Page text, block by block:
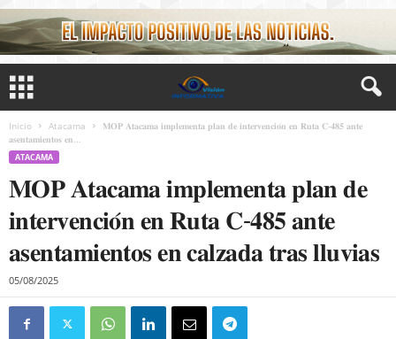
Inicio Atacama
𝐌𝐎𝐏 𝐀𝐭𝐚𝐜𝐚𝐦𝐚 𝐢𝐦𝐩𝐥𝐞𝐦𝐞𝐧𝐭𝐚 𝐩𝐥𝐚𝐧 𝐝𝐞 𝐢𝐧𝐭𝐞𝐫𝐯𝐞𝐧𝐜𝐢𝐨́𝐧 𝐞𝐧 𝐑𝐮𝐭𝐚 𝐂-𝟒𝟖𝟓 𝐚𝐧𝐭𝐞
𝐚𝐬𝐞𝐧𝐭𝐚𝐦𝐢𝐞𝐧𝐭𝐨𝐬 𝐞𝐧...
ATACAMA
𝐌𝐎𝐏 𝐀𝐭𝐚𝐜𝐚𝐦𝐚 𝐢𝐦𝐩𝐥𝐞𝐦𝐞𝐧𝐭𝐚 𝐩𝐥𝐚𝐧 𝐝𝐞
𝐢𝐧𝐭𝐞𝐫𝐯𝐞𝐧𝐜𝐢𝐨́𝐧 𝐞𝐧 𝐑𝐮𝐭𝐚 𝐂-𝟒𝟖𝟓 𝐚𝐧𝐭𝐞
𝐚𝐬𝐞𝐧𝐭𝐚𝐦𝐢𝐞𝐧𝐭𝐨𝐬 𝐞𝐧 𝐜𝐚𝐥𝐳𝐚𝐝𝐚 𝐭𝐫𝐚𝐬 𝐥𝐥𝐮𝐯𝐢𝐚𝐬
05/08/2025